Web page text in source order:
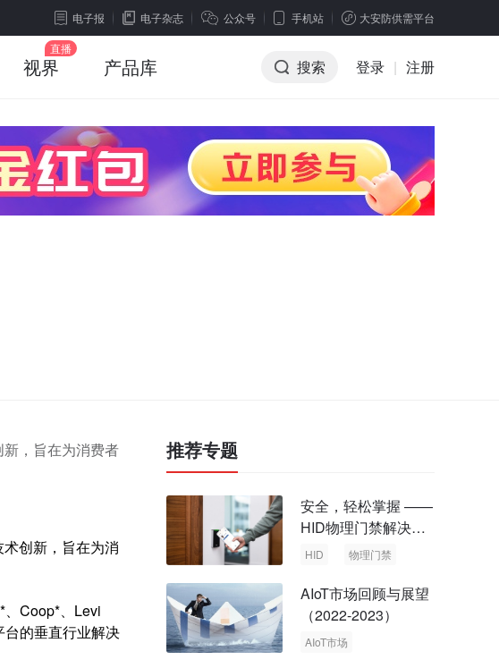
电子报 电子杂志 公众号 手机站 大安防供需平台
视界 产品库 搜索 登录 | 注册
，旨在为消费者
创新，旨在为消
Coop*、Levi
台的垂直行业解决
推荐专题
安全，轻松掌握 ——
HID物理门禁解决方
案，启动智慧安全新
HID 物理门禁
AIoT市场回顾与展望
（2022-2023）
AIoT市场